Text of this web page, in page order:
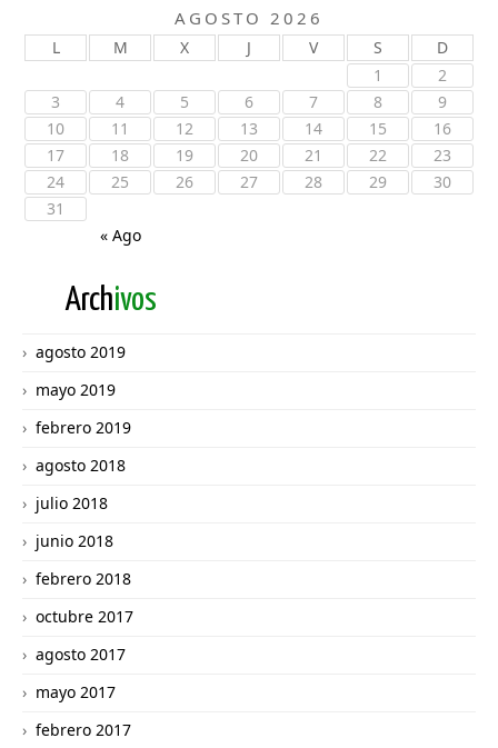
AGOSTO 2026
L M X J V S D
« Ago
1
2
3
4 5 6 7 8
9
10
11 12 13 14 15
16
17
18 19 20 21 22
23
24
25 26 27 28 29
30
31
Archivos
agosto 2019
mayo 2019
febrero 2019
agosto 2018
julio 2018
junio 2018
febrero 2018
octubre 2017
agosto 2017
mayo 2017
febrero 2017